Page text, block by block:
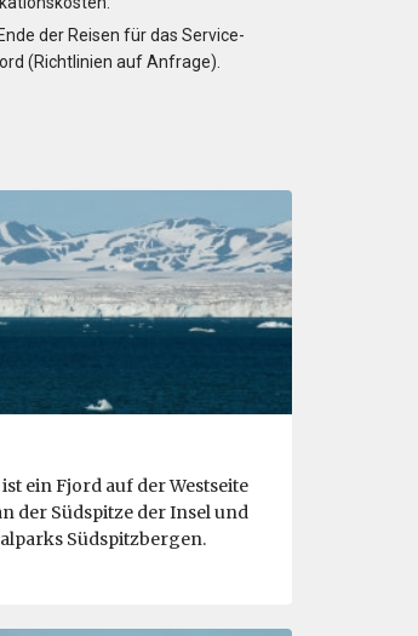
der Reisen für das Service-
(Richtlinien auf Anfrage).
ein Fjord auf der Westseite
der Südspitze der Insel und
Südspitzbergen.